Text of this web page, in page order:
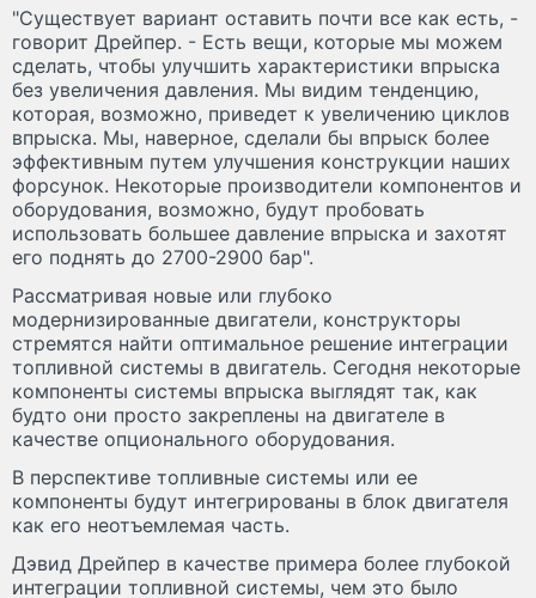
"Существует вариант оставить почти все как есть, -
говорит Дрейпер. - Есть вещи, которые мы можем
сделать, чтобы улучшить характеристики впрыска
без увеличения давления. Мы видим тенденцию,
которая, возможно, приведет к увеличению циклов
впрыска. Мы, наверное, сделали бы впрыск более
эффективным путем улучшения конструкции наших
форсунок. Некоторые производители компонентов и
оборудования, возможно, будут пробовать
использовать большее давление впрыска и захотят
его поднять до 2700-2900 бар".
Рассматривая новые или глубоко
модернизированные двигатели, конструкторы
стремятся найти оптимальное решение интеграции
топливной системы в двигатель. Сегодня некоторые
компоненты системы впрыска выглядят так, как
будто они просто закреплены на двигателе в
качестве опционального оборудования.
В перспективе топливные системы или ее
компоненты будут интегрированы в блок двигателя
как его неотъемлемая часть.
Дэвид Дрейпер в качестве примера более глубокой
интеграции топливной системы, чем это было